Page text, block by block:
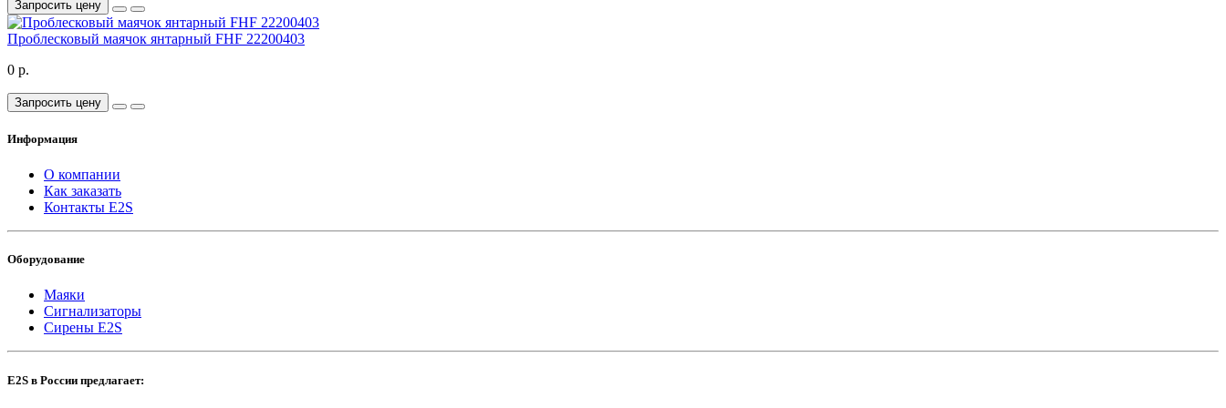
Запросить цену
Проблесковый маячок янтарный FHF 22200403
0 р.
Запросить цену
Информация
О компании
Как заказать
Контакты E2S
Оборудование
Маяки
Сигнализаторы
Сирены E2S
E2S в России предлагает: